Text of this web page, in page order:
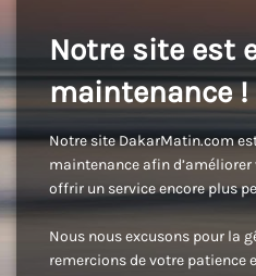
Notre site est
maintenance !
Notre site DakarMatin.com
maintenance afin d’améliorer
offrir un service encore plus
Nous nous excusons pour la
remercions de votre patience